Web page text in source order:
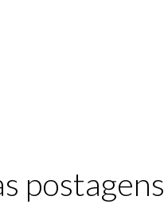
postagens